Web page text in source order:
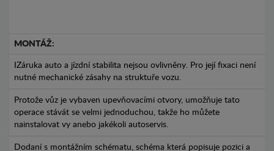
MONTÁŽ:
IZáruka auto a jízdní stabilita nejsou ovlivněny. Pro její fixaci není
nutné mechanické zásahy na struktuře vozu.
Protože vůz je vybaven upevňovacími otvory, umožňuje tato
operace stávát se velmi jednoduchou, takže ho můžete
nainstalovat vy anebo jakékoli autoservis.
Dodaní s montážním schématu, schéma která popisuje pozici a